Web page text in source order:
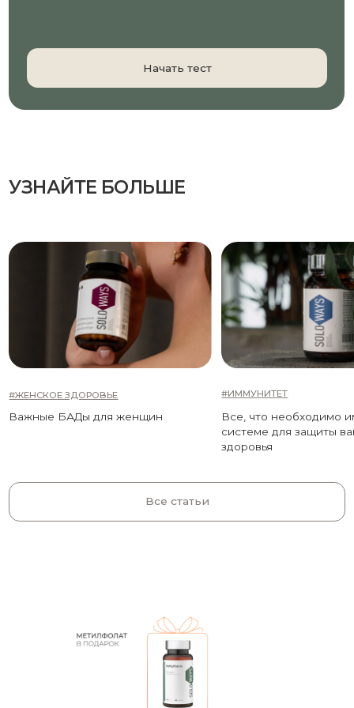
ПОДПИШИТЕСЬ НА НАШУ